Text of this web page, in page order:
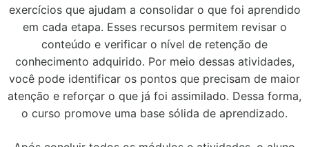
exercícios que ajudam a consolidar o que foi aprendido
em cada etapa. Esses recursos permitem revisar o
conteúdo e verificar o nível de retenção de
conhecimento adquirido. Por meio dessas atividades,
você pode identificar os pontos que precisam de maior
atenção e reforçar o que já foi assimilado. Dessa forma,
o curso promove uma base sólida de aprendizado.